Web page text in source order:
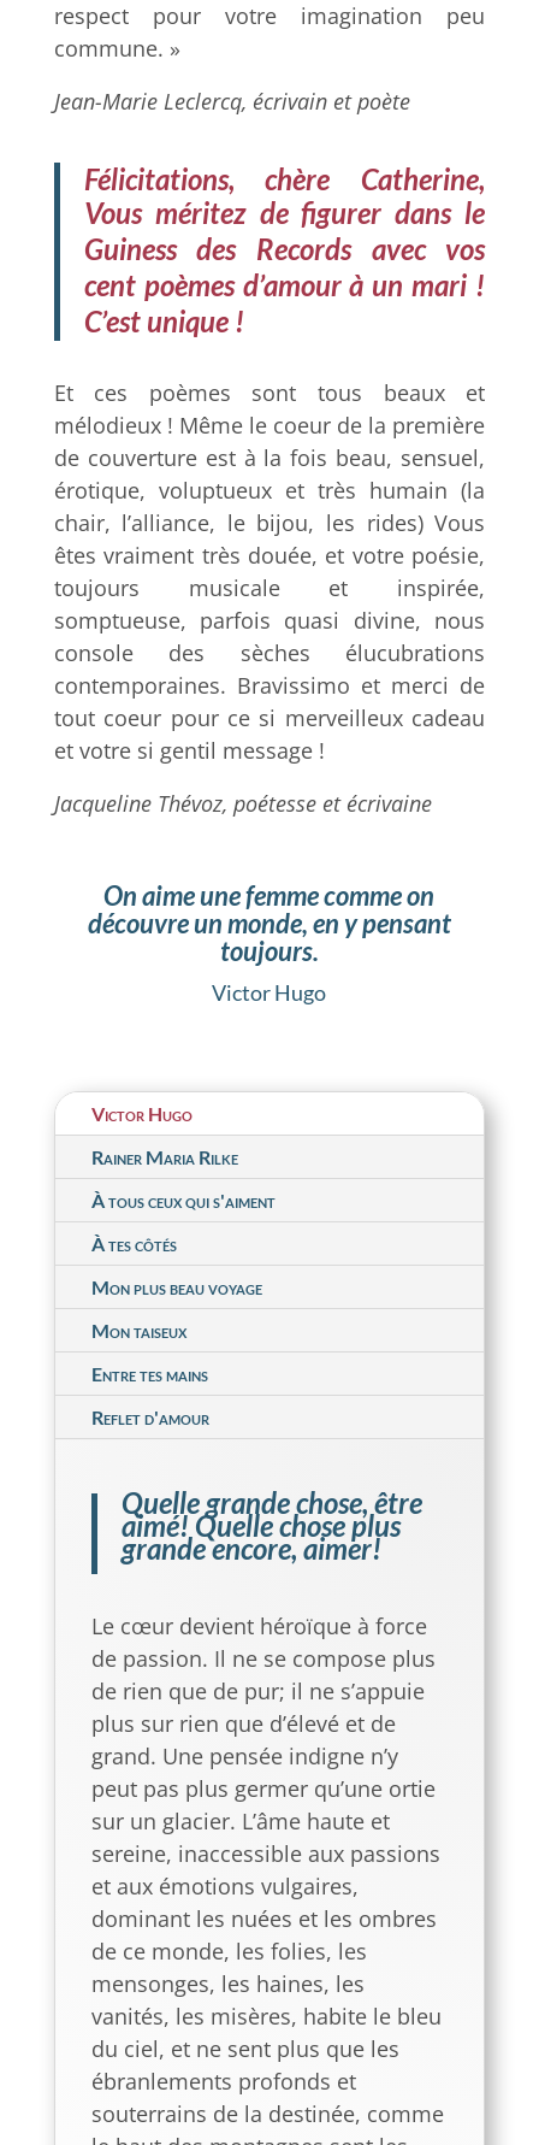
respect pour votre imagination peu
commune. »
Jean-Marie Leclercq, écrivain et poète
Félicitations, chère Catherine,
Vous méritez de figurer dans le
Guiness des Records avec vos
cent poèmes d’amour à un mari !
C’est unique !
Et ces poèmes sont tous beaux et
mélodieux ! Même le coeur de la première
de couverture est à la fois beau, sensuel,
érotique, voluptueux et très humain (la
chair, l’alliance, le bijou, les rides) Vous
êtes vraiment très douée, et votre poésie,
toujours musicale et inspirée,
somptueuse, parfois quasi divine, nous
console des sèches élucubrations
contemporaines. Bravissimo et merci de
tout coeur pour ce si merveilleux cadeau
et votre si gentil message !
Jacqueline Thévoz, poétesse et écrivaine
On aime une femme comme on
découvreun monde, en y pensant
toujours.
Victor Hugo
Victor Hugo
Rainer Maria Rilke
À tous ceux qui s'aiment
À tes côtés
Mon plus beau voyage
Mon taiseux
Entre tes mains
Reflet d'amour
Quelle grande chose, être
aimé! Quelle chose plus
grande encore, aimer!
Le cœur devient héroïque à force
de passion. Il ne se compose plus
de rien que de pur; il ne s’appuie
plus sur rien que d’élevé et de
grand. Une pensée indigne n’y
peut pas plus germer qu’une ortie
sur un glacier. L’âme haute et
sereine, inaccessible aux passions
et aux émotions vulgaires,
dominant les nuées et les ombres
de ce monde, les folies, les
mensonges, les haines, les
vanités, les misères, habite le bleu
du ciel, et ne sent plus que les
ébranlements profonds et
souterrains de la destinée, comme